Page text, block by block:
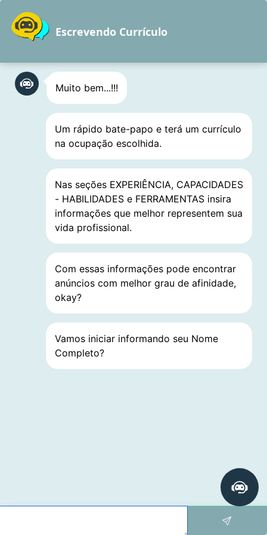
Pular
para
conteúdo
Vendas Varejo
Diretor, Gerente, Chefe,
Gestor, Supervisor e
Coordenador
Escrevendo Currículo
Muito bem...!!!
Um rápido bate-papo e terá um currículo
na ocupação escolhida.
Nas seções EXPERIÊNCIA, CAPACIDADES
- HABILIDADES e FERRAMENTAS insira
informações que melhor representem sua
vida profissional.
Com essas informações pode encontrar
anúncios com melhor grau de afinidade,
okay?
Vamos iniciar informando seu Nome
Completo?